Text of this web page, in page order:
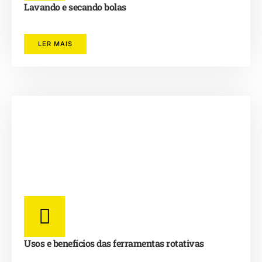
Lavando e secando bolas
LER MAIS
Usos e benefícios das ferramentas rotativas